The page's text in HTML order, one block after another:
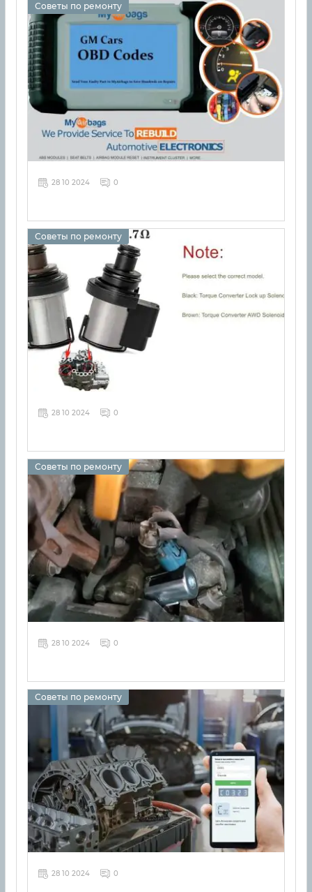
Советы по ремонту
28 10 2024 0
Советы по ремонту
28 10 2024 0
Советы по ремонту
28 10 2024 0
Советы по ремонту
28 10 2024 0